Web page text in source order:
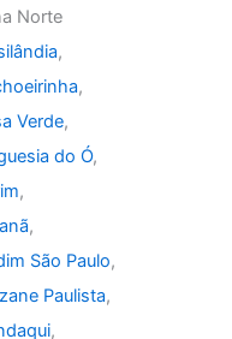
Norte
,
,
Verde,
do Ó,
,
,
São Paulo,
Paulista,
,